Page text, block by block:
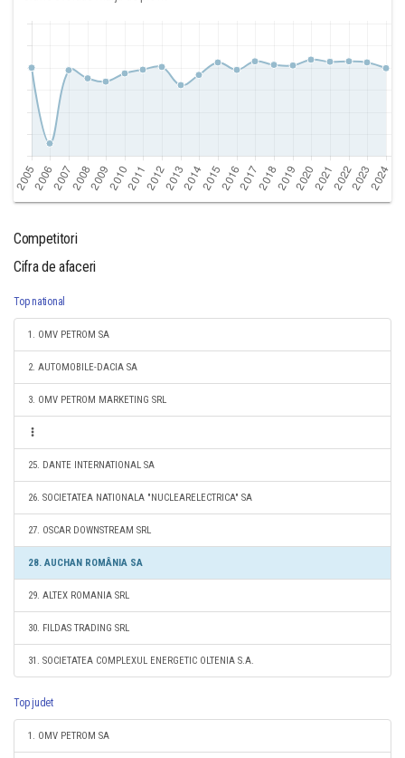
Competitori
Cifra de afaceri
Top national
1. OMV PETROM SA
2. AUTOMOBILE-DACIA SA
3. OMV PETROM MARKETING SRL
25. DANTE INTERNATIONAL SA
26. SOCIETATEA NATIONALA "NUCLEARELECTRICA" SA
27. OSCAR DOWNSTREAM SRL
28. AUCHAN ROMÂNIA SA
29. ALTEX ROMANIA SRL
30. FILDAS TRADING SRL
31. SOCIETATEA COMPLEXUL ENERGETIC OLTENIA S.A.
Top judet
1. OMV PETROM SA